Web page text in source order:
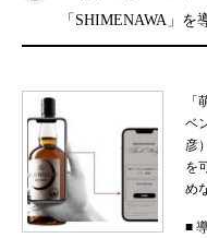
「SHIMENAWA」を
ベ
彦
を
め
■